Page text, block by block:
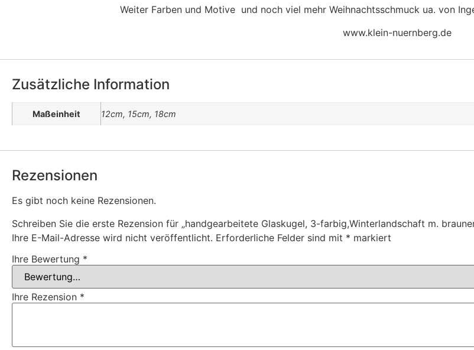
Weiter Farben und Motive und noch viel mehr Weihnachtsschmuck ua. von
www.klein-nuernberg.de
Zusätzliche Information
Maßeinheit 12cm, 15cm, 18cm
Rezensionen
Es gibt noch keine Rezensionen.
Schreiben Sie die erste Rezension für „handgearbeitete Glaskugel, 3-farbig,Winterlandschaft m.
Ihre E-Mail-Adresse wird nicht veröffentlicht. Erforderliche Felder sind mit * markiert
Ihre Bewertung *
Ihre Rezension *